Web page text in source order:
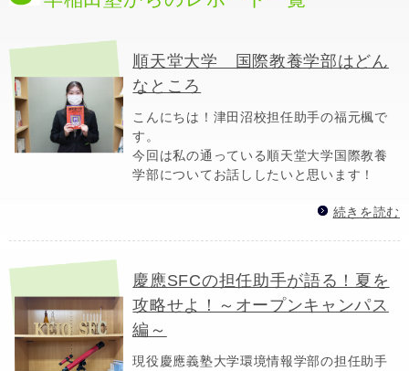
順天堂大学 国際教養学部はどん
なところ
こんにちは！津田沼校担任助手の福元楓で
す。
今回は私の通っている順天堂大学国際教養
学部についてお話ししたいと思います！
続きを読む
慶應SFCの担任助手が語る！夏を
攻略せよ！～オープンキャンパス
編～
現役慶應義塾大学環境情報学部の担任助手